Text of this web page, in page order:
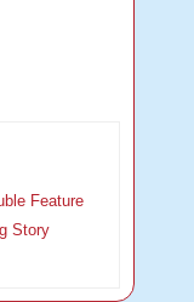
Feature
Story